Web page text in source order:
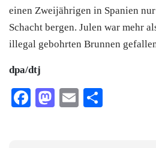
einen Zweijährigen in Spanien
Schacht bergen. Julen war mehr
illegal gebohrten Brunnen
dpa/dtj
Facebook
Mastodon
Email